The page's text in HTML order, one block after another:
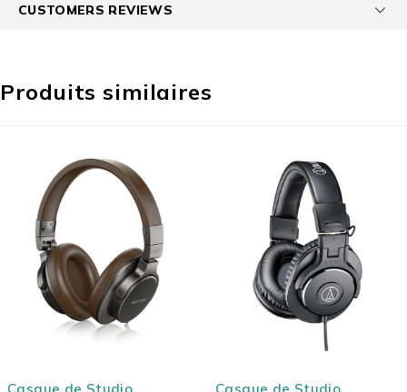
CUSTOMERS REVIEWS
Produits similaires